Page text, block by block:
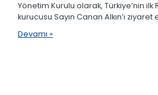
Yönetim Kurulu olarak, Türkiye’nin ilk
kurucusu Sayın Canan Alkın’ı ziyaret
Devamı »